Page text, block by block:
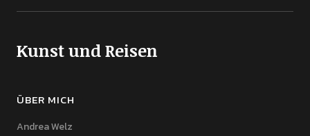
Kunst und Reisen
ÜBER MICH
Andrea Welz